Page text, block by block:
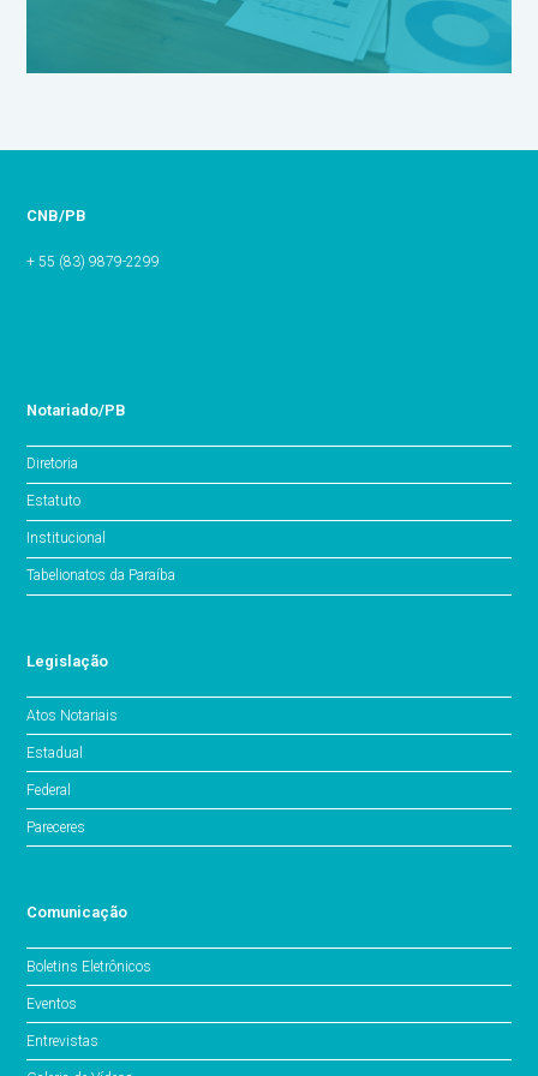
CNB/PB
+ 55 (83) 9879-2299
Notariado/PB
Diretoria
Estatuto
Institucional
Tabelionatos da Paraíba
Legislação
Atos Notariais
Estadual
Federal
Pareceres
Comunicação
Boletins Eletrônicos
Eventos
Entrevistas